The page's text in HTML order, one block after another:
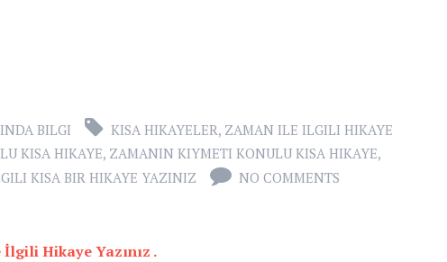
BILGI KISA HIKAYELER, ZAMAN ILE ILGILI HIKAYE
KISA HIKAYE, ZAMANIN KIYMETI KONULU KISA HIKAYE,
KISA BIR HIKAYE YAZINIZ
NO COMMENTS
Hikaye Yazınız .